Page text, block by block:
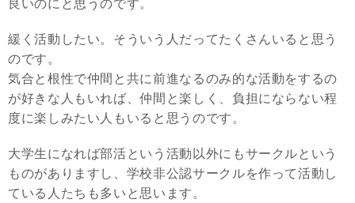
良いのにと思うのです。
緩く活動したい。そういう人だってたくさんいると思う
のです。
気合と根性で仲間と共に前進なるのみ的な活動をするの
が好きな人もいれば、仲間と楽しく、負担にならない程
度に楽しみたい人もいると思うのです。
大学生になれば部活という活動以外にもサークルという
ものがありますし、学校非公認サークルを作って活動し
ている人たちも多いと思います。